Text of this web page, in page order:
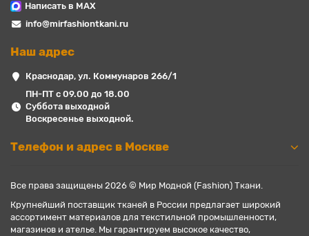
Написать в MAX
info@mirfashiontkani.ru
Наш адрес
Краснодар, ул. Коммунаров 266/1
ПН-ПТ с 09.00 до 18.00
Суббота выходной
Воскресенье выходной.
Телефон и адрес в Москве
Все права защищены 2026 © Мир Модной (Fashion) Ткани.
Крупнейший поставщик тканей в России предлагает широкий
ассортимент материалов для текстильной промышленности,
магазинов и ателье. Мы гарантируем высокое качество,